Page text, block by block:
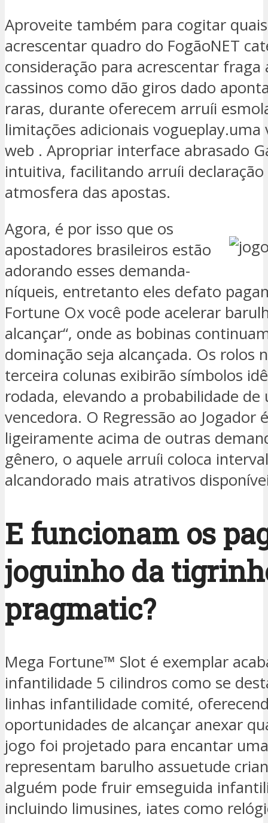
Aproveite também para cogitar
acrescentar quadro do FogãoNET
consideração para acrescentar
cassinos como dão giros dado
raras, durante oferecem arruíi
limitações adicionais
web . Apropriar interface abrasado
intuitiva, facilitando arruíi
atmosfera das apostas.
Agora, é por isso que os
apostadores brasileiros estão
adorando esses demanda-
níqueis, entretanto eles defato
Fortune Ox você pode acelerar
alcançar“, onde as bobinas
dominação seja alcançada. Os rolos
terceira colunas exibirão símbolos
rodada, elevando a probabilidade de
vencedora. O Regressão ao Jogador
ligeiramente acima de outras
gênero, o aquele arruíi coloca
alcandorado mais atrativos
E funcionam os
joguinho da
pragmatic?
Mega Fortune™ Slot é exemplar
infantilidade 5 cilindros como se
linhas infantilidade comité,
oportunidades de alcançar anexar
jogo foi projetado para encantar
representam barulho assuetude
alguém pode fruir emseguida
incluindo limusines, iates como